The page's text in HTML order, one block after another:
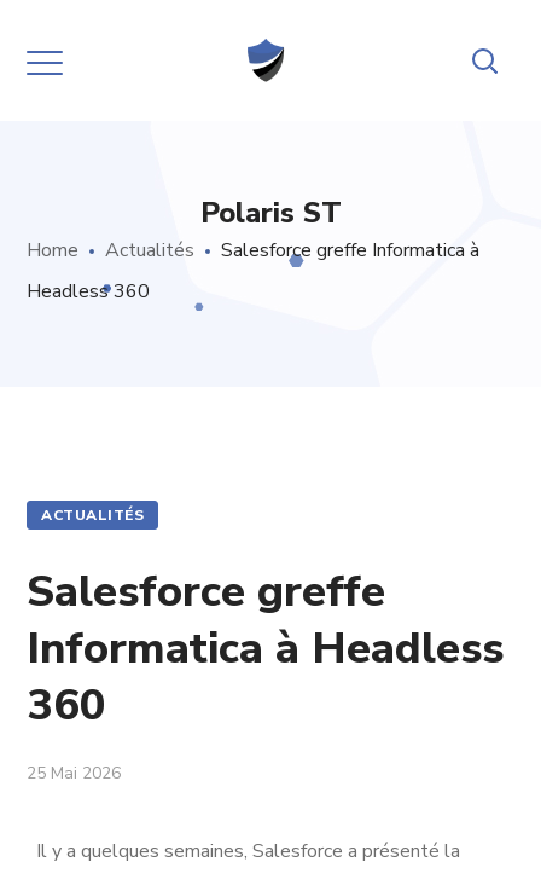
Polaris ST
Home Actualités
Salesforce greffe Informatica à
Headless 360
ACTUALITÉS
Salesforce greffe
Informatica à Headless
360
25 Mai 2026
Il y a quelques semaines, Salesforce a présenté la